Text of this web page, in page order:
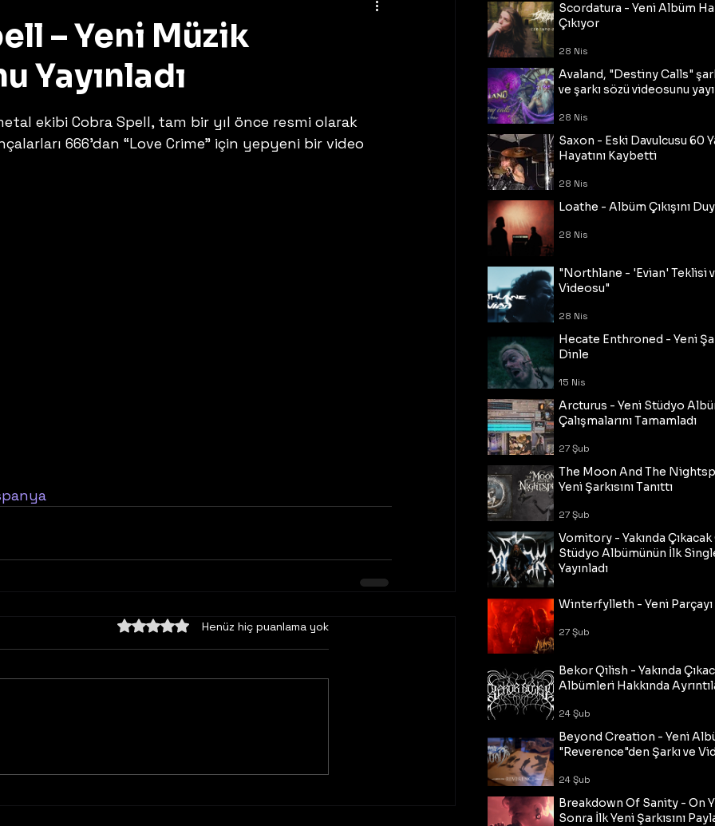
– Yeni Müzik
Yayınladı
ekibi Cobra Spell, tam bir yıl önce resmi olarak
666’dan “Love Crime” için yepyeni bir video
5 üzerinden 0 yıldızHenüz hiç puanlama yok
Scordatura - Yeni Albüm
Çıkıyor
28 Nis
Avaland, "Destiny Calls"
ve şarkı sözü videosunu
28 Nis
Saxon - Eski Davulcusu 60
Hayatını Kaybetti
28 Nis
Loathe - Albüm Çıkışını
28 Nis
"Northlane - 'Evian' Teklisi
Videosu"
28 Nis
Hecate Enthroned - Yeni
Dinle
15 Nis
Arcturus - Yeni Stüdyo
Çalışmalarını Tamamladı
27 Şub
The Moon And The
Yeni Şarkısını Tanıttı
27 Şub
Vomitory - Yakında
Stüdyo Albümünün İlk
Yayınladı
Winterfylleth - Yeni Parçayı
27 Şub
Bekor Qilish - Yakında
Albümleri Hakkında
24 Şub
Beyond Creation - Yeni
"Reverence"den Şarkı ve
24 Şub
Breakdown Of Sanity - On
Sonra İlk Yeni Şarkısını